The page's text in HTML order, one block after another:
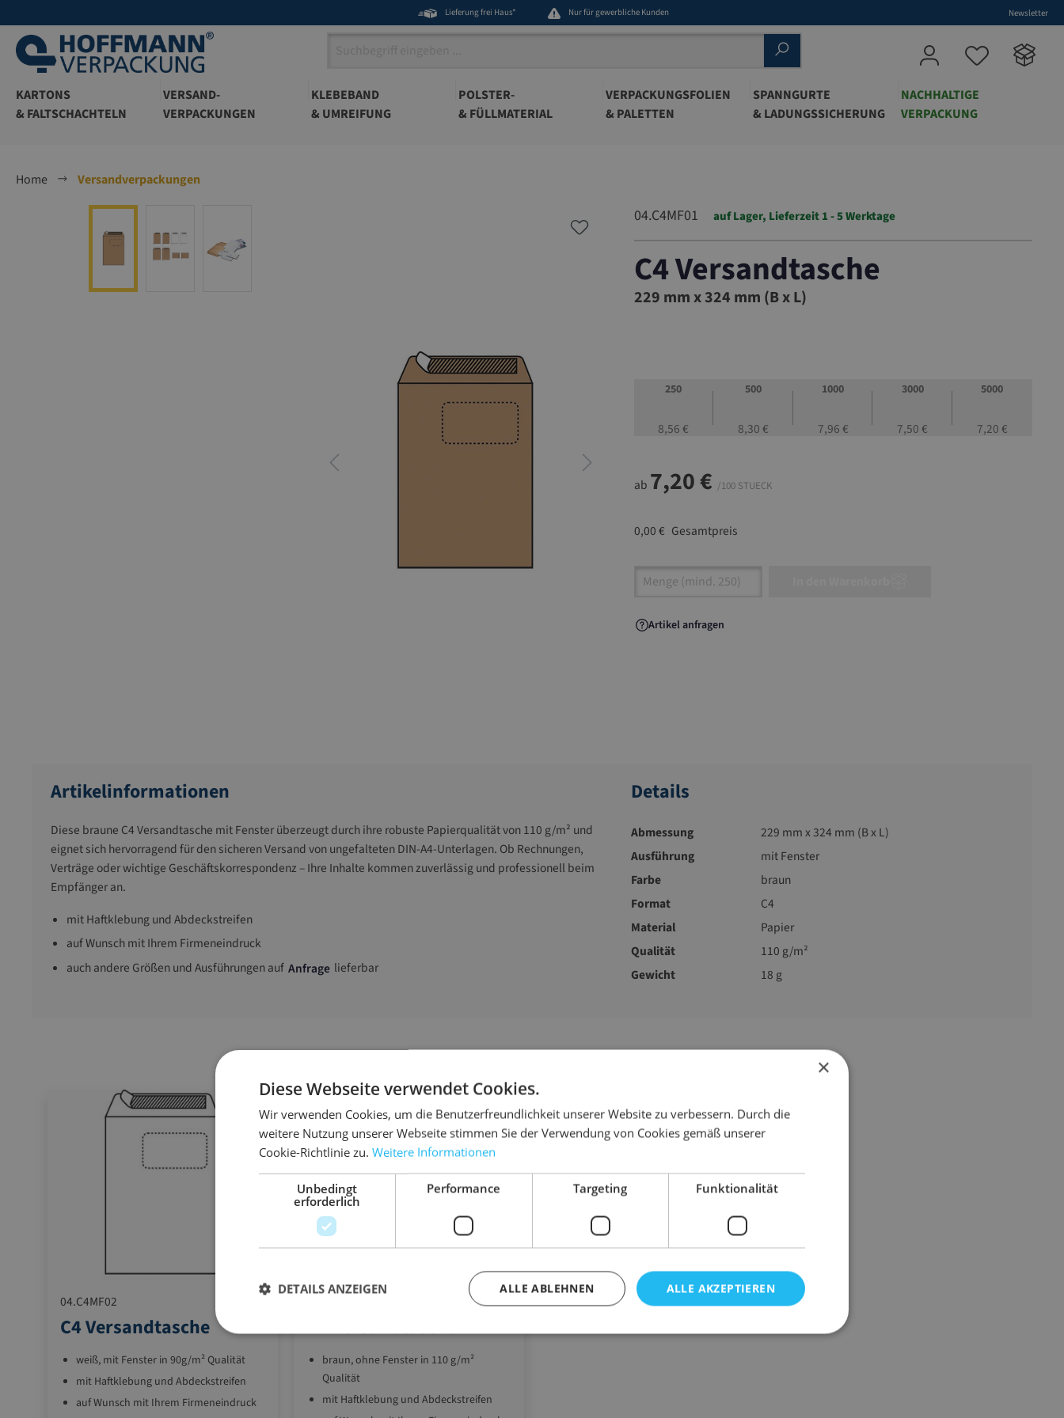
Lieferung frei Haus* Nur für gewerbliche Kunden Newsletter
KARTONS
& FALTSCHACHTELN
VERSAND-
VERPACKUNGEN
KLEBEBAND
& UMREIFUNG
POLSTER-
& FÜLLMATERIAL
VERPACKUNGSFOLIEN
& PALETTEN
SPANNGURTE
& LADUNGSSICHERUNG
NACHHALTIGE
VERPACKUNG
Home
Versandverpackungen
Bildergalerie überspringen
04.C4MF01 auf Lager, Lieferzeit 1 - 5 Werktage
C4 Versandtasche
04.C4MF01
229 mm x 324 mm (B x L)
250
8,56 €
500
8,30 €
1000
7,96 €
3000
7,50 €
5000
7,20 €
ab 7,20 € /100 STUECK
0,00 € Gesamtpreis
Artikel Anzahl: Gib den gewünschten Wert ein oder
Artikel anfragen
Artikelinformationen
Diese braune C4 Versandtasche mit Fenster überzeugt durch ihre robuste Papierqualität von 110 g/m² und
eignet sich hervorragend für den sicheren Versand von ungefalteten DIN-A4-Unterlagen. Ob Rechnungen,
Verträge oder wichtige Geschäftskorrespondenz – Ihre Inhalte kommen zuverlässig und professionell beim
Empfänger an.
mit Haftklebung und Abdeckstreifen
auf Wunsch mit Ihrem Firmeneindruck
auch andere Größen und Ausführungen auf Anfrage lieferbar
Details
Abmessung
229 mm x 324 mm (B x L)
Ausführung
mit Fenster
Farbe
braun
Format
C4
Material
Papier
Qualität
110 g/m²
Gewicht
18 g
04.C4MF02
C4 Versandtasche
weiß, mit Fenster in 90g/m² Qualität
mit Haftklebung und Abdeckstreifen
auf Wunsch mit Ihrem Firmeneindruck
B4 Versandtasche
braun, ohne Fenster in 110 g/m²
Qualität
mit Haftklebung und Abdeckstreifen
×
Diese Webseite verwendet Cookies.
Wir verwenden Cookies, um die Benutzerfreundlichkeit unserer Website zu verbessern. Durch die
weitere Nutzung unserer Webseite stimmen Sie der Verwendung von Cookies gemäß unserer
Cookie-Richtlinie zu. Weitere Informationen
Unbedingt
erforderlich
Performance Targeting Funktionalität
ALLE AKZEPTIEREN
ALLE ABLEHNEN
DETAILS ANZEIGEN